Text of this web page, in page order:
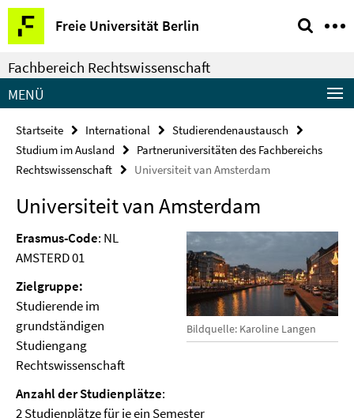
Springe
direkt
zu
Inhalt
Freie Universität Berlin
Service-
Navigation
Fachbereich Rechtswissenschaft
MENÜ
Startseite International
Studierendenaustausch
Studium im Ausland
Partneruniversitäten des Fachbereichs
Rechtswissenschaft
Universiteit van Amsterdam
Universiteit van Amsterdam
Bildquelle: Karoline Langen
Erasmus-Code: NL
AMSTERD 01
Zielgruppe:
Studierende im
grundständigen
Studiengang
Rechtswissenschaft
Anzahl der Studienplätze:
2 Studienplätze für je ein Semester